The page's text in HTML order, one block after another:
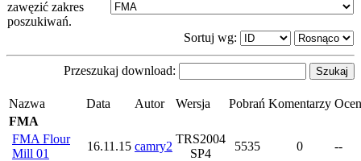
zawęzić zakres
poszukiwań.
Sortuj wg:
Przeszukaj download:
Nazwa Data Autor Wersja Pobrań Komentarzy Ocen
FMA
FMA Flour
Mill 01
16.11.15 camry2
TRS2004
SP4
5535 0
--